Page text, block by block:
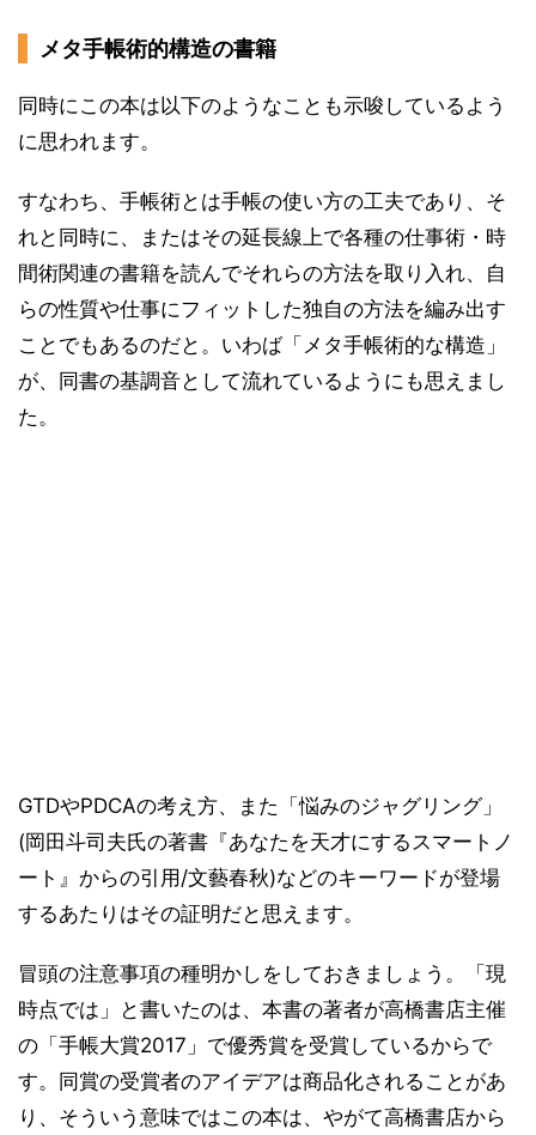
メタ手帳術的構造の書籍
同時にこの本は以下のようなことも示唆しているよう
に思われます。
すなわち、手帳術とは手帳の使い方の工夫であり、そ
れと同時に、またはその延長線上で各種の仕事術・時
間術関連の書籍を読んでそれらの方法を取り入れ、自
らの性質や仕事にフィットした独自の方法を編み出す
ことでもあるのだと。いわば「メタ手帳術的な構造」
が、同書の基調音として流れているようにも思えまし
た。
GTDやPDCAの考え方、また「悩みのジャグリング」
(岡田斗司夫氏の著書『あなたを天才にするスマートノ
ート』からの引用/文藝春秋)などのキーワードが登場
するあたりはその証明だと思えます。
冒頭の注意事項の種明かしをしておきましょう。「現
時点では」と書いたのは、本書の著者が高橋書店主催
の「手帳大賞2017」で優秀賞を受賞しているからで
す。同賞の受賞者のアイデアは商品化されることがあ
り、そういう意味ではこの本は、やがて高橋書店から